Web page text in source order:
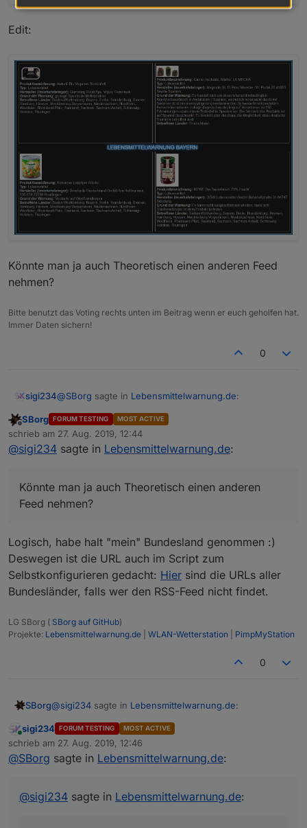
Edit:
Könnte man ja auch Theoretisch einen anderen Feed
nehmen?
Bitte benutzt das Voting rechts unten im Beitrag wenn er euch geholfen hat.
Immer Daten sichern!
0
sigi234@SBorg sagte in Lebensmittelwarnung.de:
@sigi234sagte in
Hast du wirklich das Ganze JS 1:1 kopiert? Dem
...und zu spät...
Geht...........
Edit:
Offline
SBorg FORUM TESTING MOST ACTIVE
schrieb am 27. Aug. 2019, 12:44
zuletzt editiert von
@sigi234 sagte in Lebensmittelwarnung.de:
Könnte man ja auch Theoretisch einen anderen
Feed nehmen?
Logisch, habe halt "mein" Bundesland genommen :)
Deswegen ist die URL auch im Script zum
Selbstkonfigurieren gedacht: Hier sind die URLs aller
Bundesländer, falls wer den RSS-Feed nicht findet.
LG SBorg ( SBorg auf GitHub)
Projekte: Lebensmittelwarnung.de WLAN-Wetterstation PimpMyStation
0
SBorg@sigi234 sagte in Lebensmittelwarnung.de:
Könnte man ja auch Theoretisch einen anderen
Feed nehmen?
Logisch, habe halt "mein" Bundesland genommen :)
Selbstkonfigurieren gedacht:Hiersind die URLs aller
Bundesländer, falls wer den RSS-Feed nicht findet.
Online
sigi234 FORUM TESTING MOST ACTIVE
schrieb am 27. Aug. 2019, 12:46
zuletzt editiert von
@SBorg sagte in Lebensmittelwarnung.de:
@sigi234 sagte in Lebensmittelwarnung.de: